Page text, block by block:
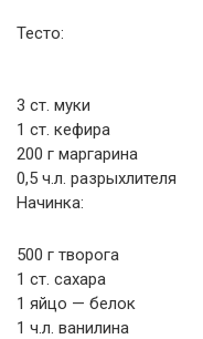
Тесто:
3 ст. муки
1 ст. кефира
200 г маргарина
0,5 ч.л. разрыхлителя
Начинка:
500 г творога
1 ст. сахара
1 яйцо — белок
1 ч.л. ванилина